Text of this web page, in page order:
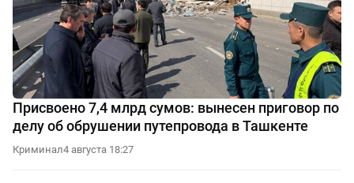
Присвоено 7,4 млрд сумов: вынесен приговор по
делу об обрушении путепровода в Ташкенте
Криминал4 августа 18:27